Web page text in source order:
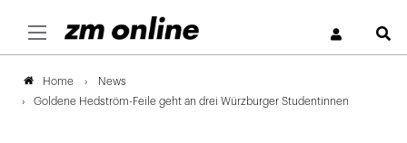
Home
News
Goldene Hedström-Feile geht an drei Würzburger Studentinnen